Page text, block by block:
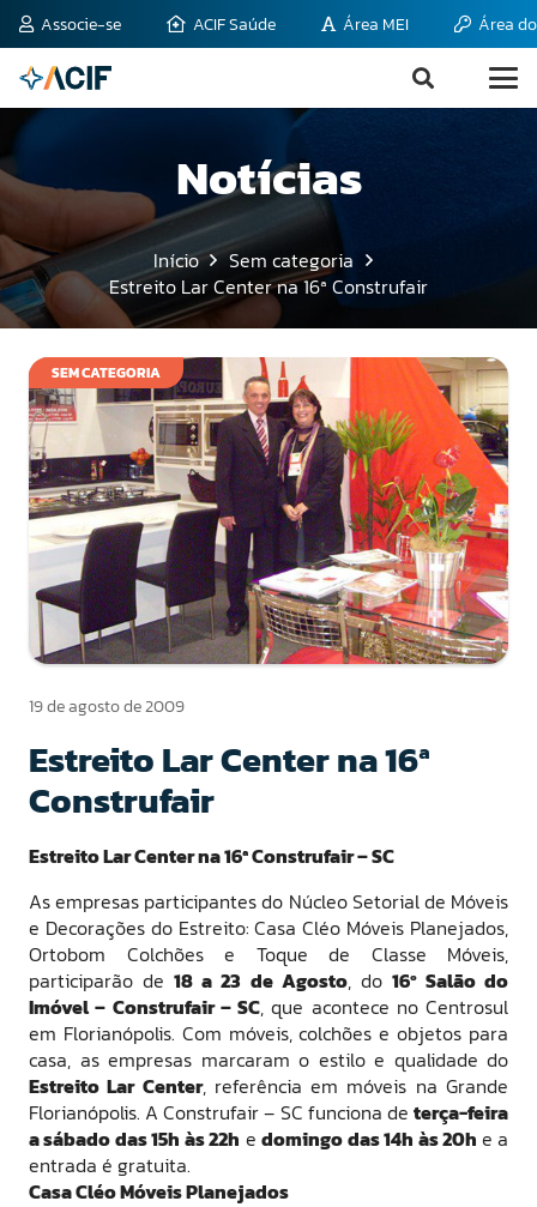
Associe-se ACIF Saúde Área MEI Área
Notícias
Início
Sem categoria
Estreito Lar Center na 16ª Construfair
SEM CATEGORIA
19 de agosto de 2009
Estreito Lar Center na 16ª
Construfair
Estreito Lar Center na 16ª Construfair – SC
As empresas participantes do Núcleo Setorial de Móveis
e Decorações do Estreito: Casa Cléo Móveis Planejados,
Ortobom Colchões e Toque de Classe Móveis,
participarão de18 a 23 de Agosto, do 16º Salão do
Imóvel – Construfair – SC, que acontece no Centrosul
em Florianópolis. Com móveis, colchões e objetos para
casa, as empresas marcaram o estilo e qualidade do
Estreito Lar Center, referência em móveis na Grande
Florianópolis. A Construfair – SC funciona de terça-feira
a sábado das 15h às 22h edomingo das 14h às 20h e a
entrada é gratuita.
Casa Cléo Móveis Planejados